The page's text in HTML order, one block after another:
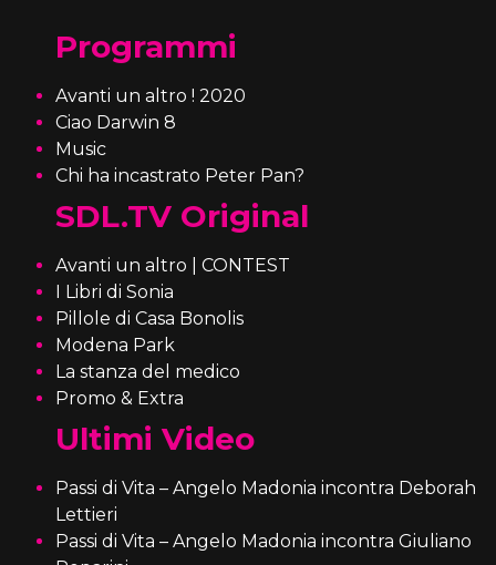
Programmi
Avanti un altro ! 2020
Ciao Darwin 8
Music
Chi ha incastrato Peter Pan?
SDL.TV Original
Avanti un altro | CONTEST
I Libri di Sonia
Pillole di Casa Bonolis
Modena Park
La stanza del medico
Promo & Extra
Ultimi Video
Passi di Vita – Angelo Madonia incontra Deborah
Lettieri
Passi di Vita – Angelo Madonia incontra Giuliano